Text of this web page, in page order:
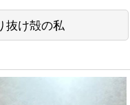
抜け殻の私